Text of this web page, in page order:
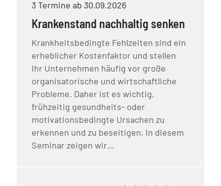
3 Termine ab 30.09.2026
Krankenstand nachhaltig senken
Krankheitsbedingte Fehlzeiten sind ein
erheblicher Kostenfaktor und stellen
Ihr Unternehmen häufig vor große
organisatorische und wirtschaftliche
Probleme. Daher ist es wichtig,
frühzeitig gesundheits- oder
motivationsbedingte Ursachen zu
erkennen und zu beseitigen. In diesem
Seminar zeigen wir…